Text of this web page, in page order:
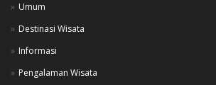
Umum
Destinasi Wisata
Informasi
Pengalaman Wisata